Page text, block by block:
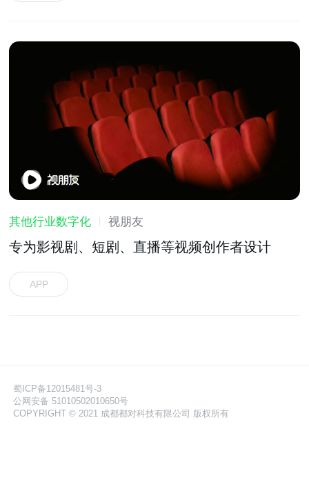
其他行业数字化 视朋友
专为影视剧、短剧、直播等视频创作者设计
APP
蜀ICP备12015481号-3
公网安备 51010502010650号
COPYRIGHT © 2021 成都都对科技有限公司 版权所有